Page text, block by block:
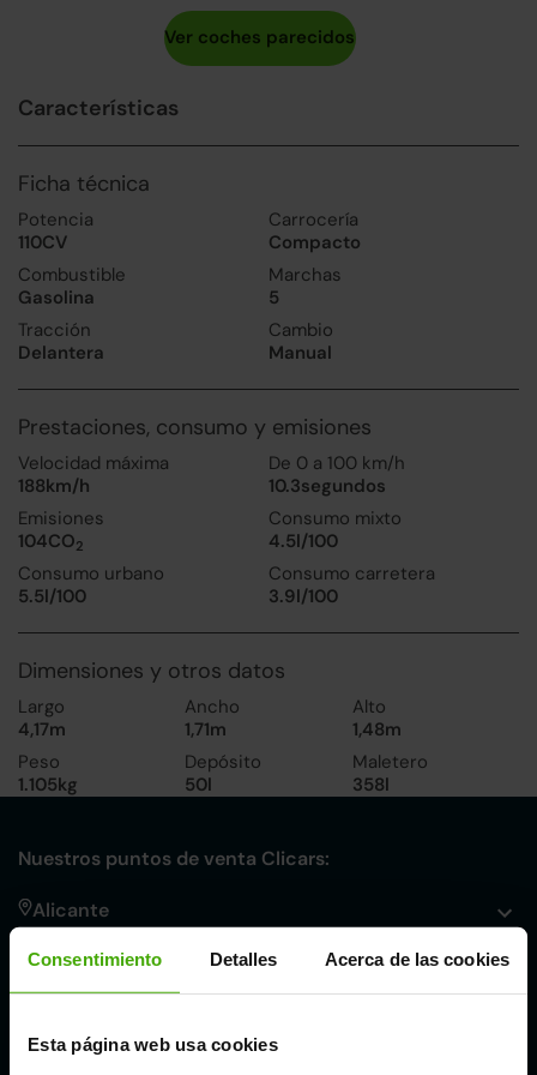
Consentimiento Detalles Acerca de las cookies
Esta página web usa cookies
Características
Ficha técnica
Potencia
110CV
Carrocería
Compacto
Combustible
Gasolina
Marchas
5
Tracción
Delantera
Cambio
Manual
Prestaciones, consumo y emisiones
Velocidad máxima
188km/h
De 0 a 100 km/h
10.3segundos
Emisiones
104CO2
Consumo mixto
4.5l/100
Consumo urbano
5.5l/100
Consumo carretera
3.9l/100
Dimensiones y otros datos
Largo
4,17m
Ancho
1,71m
Alto
1,48m
Peso
1.105kg
Depósito
50l
Maletero
358l
Nuestros puntos de venta Clicars:
Alicante
Madrid